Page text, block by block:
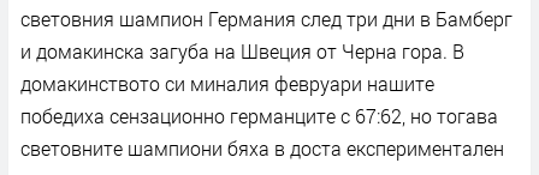
световния шампион Германия след три дни в Бамберг
и домакинска загуба на Швеция от Черна гора. В
домакинството си миналия февруари нашите
победиха сензационно германците с 67:62, но тогава
световните шампиони бяха в доста експериментален